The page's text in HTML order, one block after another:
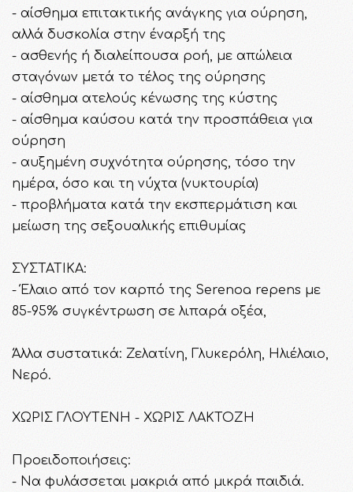
- αίσθημα επιτακτικής ανάγκης για ούρηση,
αλλά δυσκολία στην έναρξή της
- ασθενής ή διαλείπουσα ροή, με απώλεια
σταγόνων μετά το τέλος της ούρησης
- αίσθημα ατελούς κένωσης της κύστης
- αίσθημα καύσου κατά την προσπάθεια για
ούρηση
- αυξημένη συχνότητα ούρησης, τόσο την
ημέρα, όσο και τη νύχτα (νυκτουρία)
- προβλήματα κατά την εκσπερμάτιση και
μείωση της σεξουαλικής επιθυμίας
ΣΥΣTATIKA:
- Έλαιο από τον καρπό της Serenoa repens με
85-95% συγκέντρωση σε λιπαρά οξέα,
Άλλα συστατικά: Ζελατίνη, Γλυκερόλη, Ηλιέλαιο,
Νερό.
ΧΩΡΙΣ ΓΛΟΥΤΕΝΗ - ΧΩΡΙΣ ΛΑΚΤΟΖΗ
Προειδοποιήσεις:
- Να φυλάσσεται μακριά από μικρά παιδιά.